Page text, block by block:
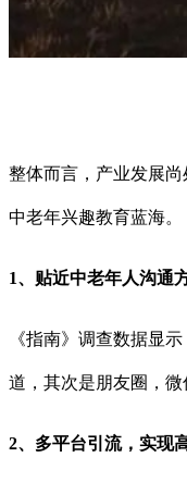
整体而言，产业发展
中老年兴趣教育蓝海。
1、贴近中老年人沟通
《指南》调查数据显
道，其次是朋友圈，
2、多平台引流，实现